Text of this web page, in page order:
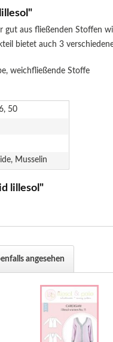
aus fließenden Stoffen
bietet auch 3
weichfließende Stoffe
50
Musselin
lillesol"
angesehen